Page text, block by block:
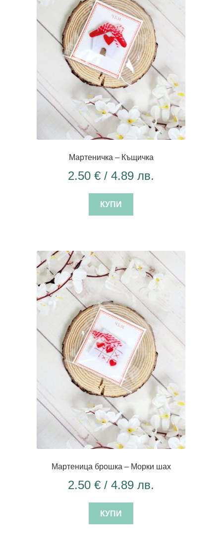
Мартеничка – Къщичка
2.50 € / 4.89 лв.
КУПИ
Мартеница брошка – Морки шах
2.50 € / 4.89 лв.
КУПИ